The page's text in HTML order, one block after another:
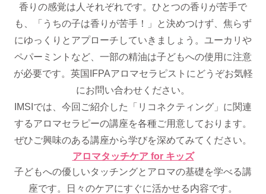
香りの感覚は人それぞれです。ひとつの香りが苦手で
も、「うちの子は香りが苦手！」と決めつけず、焦らず
にゆっくりとアプローチしていきましょう。ユーカリや
ペパーミントなど、一部の精油は子どもへの使用に注意
が必要です。英国IFPAアロマセラピストにどうぞお気軽
にお問い合わせください。
IMSIでは、今回ご紹介した「リコネクティング」に関連
するアロマセラピーの講座を各種ご用意しております。
ぜひご興味のある講座から学びを深めてみてください。
アロマタッチケア for キッズ
子どもへの優しいタッチングとアロマの基礎を学べる講
座です。日々のケアにすぐに活かせる内容です。